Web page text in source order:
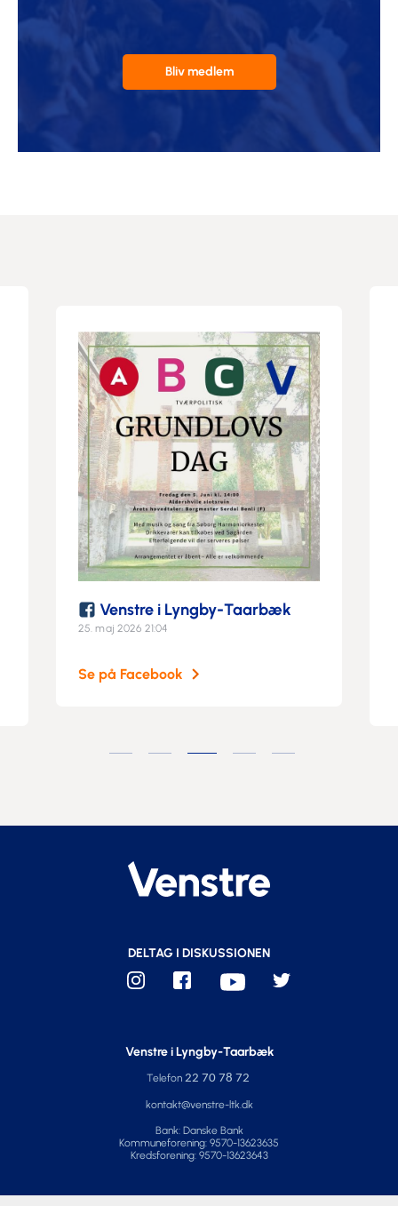
Bliv medlem
Venstre i Lyngby-Taarbæk
25. maj 2026 21:04
Se på Facebook
Venstre i Lyngby-Taarbæk
Telefon 22 70 78 72
kontakt@venstre-ltk.dk
Bank: Danske Bank
Kommuneforening: 9570-13623635
Kredsforening: 9570-13623643
DELTAG I DISKUSSIONEN